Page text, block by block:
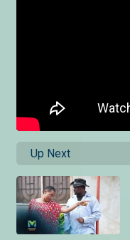
Up Next